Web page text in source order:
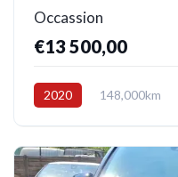
Occassion
€13 500,00
2020 148,000km